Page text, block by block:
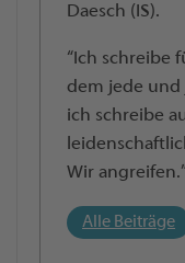
Daesch (IS).
“Ich schreibe
dem jede und
ich schreibe
Wir angreifen.”
Alle Beiträge